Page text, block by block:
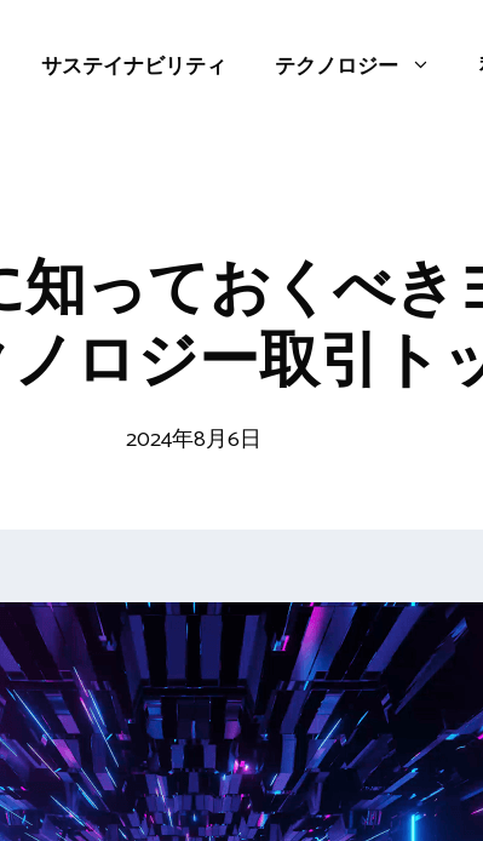
サステイナビリティ テクノロジー
知っておくべき
ロジー取引ト
2024年8月6日